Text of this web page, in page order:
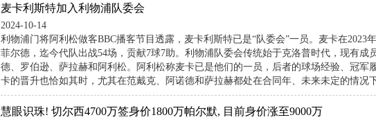
麦卡利斯特加入利物浦队委会
2024-10-14
利物浦门将阿利松做客BBC播客节目透露，麦卡利斯特已是“队委会”一员。麦卡在2023
菲尔德，迄今代队出战54场，贡献7球7助。利物浦队委会传统始于克洛普时代，现有成
德、罗伯逊、萨拉赫和阿利松。阿利松称麦卡已是他们的一员，后者的球场经验、冠军
卡的晋升也恰如其时，尤其在范戴克、阿诺德和萨拉赫都处在合同年、未来未定的情况下
慧眼识珠! 切尔西4700万签身价1800万帕尔默, 目前身价涨至9000万